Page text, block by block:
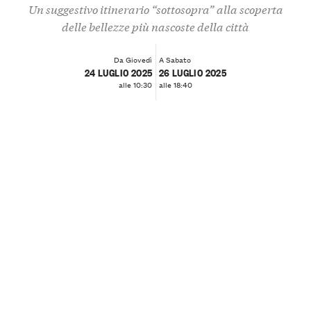
Un suggestivo itinerario “sottosopra” alla scoperta
delle bellezze più nascoste della città
Da Giovedì
24 LUGLIO 2025
alle 10:30
A Sabato
26 LUGLIO 2025
alle 18:40